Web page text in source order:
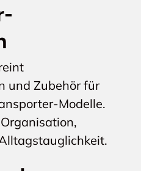
und Zubehör für
Modelle.